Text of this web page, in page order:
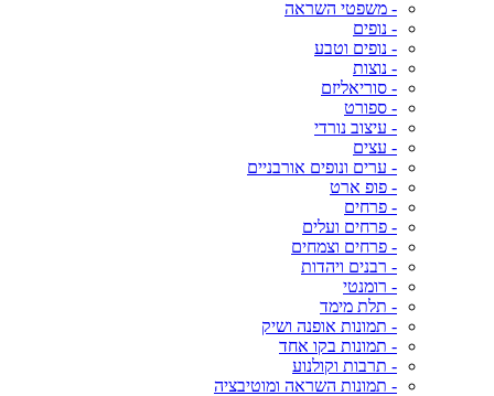
- משפטי השראה
- נופים
- נופים וטבע
- נוצות
- סוריאליזם
- ספורט
- עיצוב נורדי
- עצים
- ערים ונופים אורבניים
- פופ ארט
- פרחים
- פרחים ועלים
- פרחים וצמחים
- רבנים ויהדות
- רומנטי
- תלת מימד
- תמונות אופנה ושיק
- תמונות בקו אחד
- תרבות וקולנוע
- תמונות השראה ומוטיבציה